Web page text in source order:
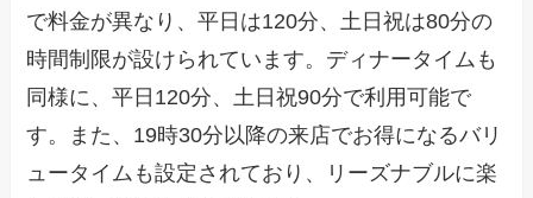
で料金が異なり、平日は120分、土日祝は80分の
時間制限が設けられています。ディナータイムも
同様に、平日120分、土日祝90分で利用可能で
す。また、19時30分以降の来店でお得になるバリ
ュータイムも設定されており、リーズナブルに楽